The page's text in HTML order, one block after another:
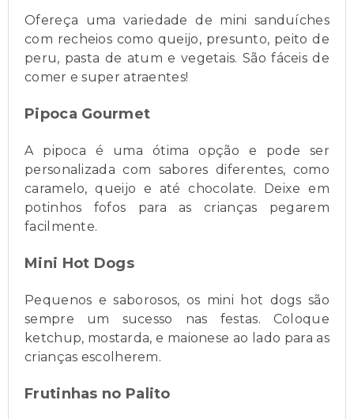
Ofereça uma variedade de mini sanduíches
com recheios como queijo, presunto, peito de
peru, pasta de atum e vegetais. São fáceis de
comer e super atraentes!
Pipoca Gourmet
A pipoca é uma ótima opção e pode ser
personalizada com sabores diferentes, como
caramelo, queijo e até chocolate. Deixe em
potinhos fofos para as crianças pegarem
facilmente.
Mini Hot Dogs
Pequenos e saborosos, os mini hot dogs são
sempre um sucesso nas festas. Coloque
ketchup, mostarda, e maionese ao lado para as
crianças escolherem.
Frutinhas no Palito